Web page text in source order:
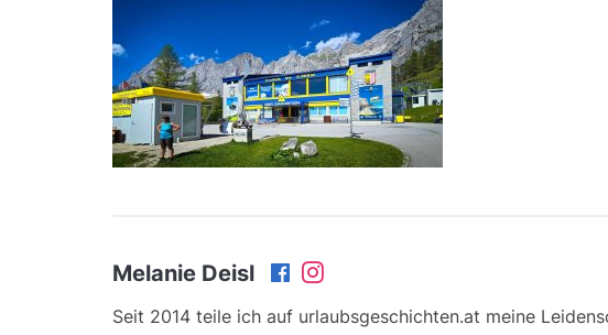
Melanie Deisl
Seit 2014 teile ich auf urlaubsgeschichten.at meine